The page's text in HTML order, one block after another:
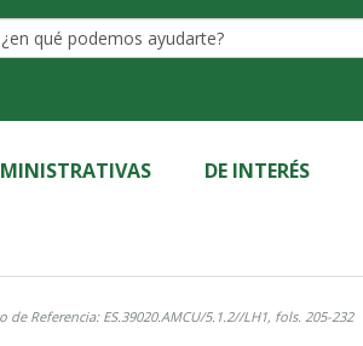
DE INTERÉS
de Referencia: ES.39020.AMCU/5.1.2//LH1, fols. 205-232